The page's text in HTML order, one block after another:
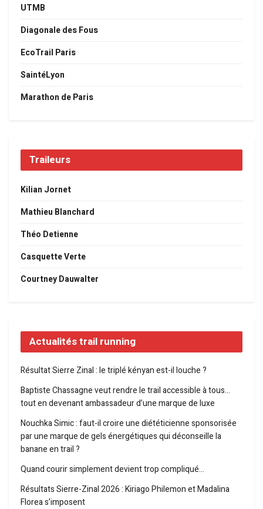
UTMB
Diagonale des Fous
EcoTrail Paris
SaintéLyon
Marathon de Paris
Traileurs
Kilian Jornet
Mathieu Blanchard
Théo Detienne
Casquette Verte
Courtney Dauwalter
Actualités trail running
Résultat Sierre Zinal : le triplé kényan est-il louche ?
Baptiste Chassagne veut rendre le trail accessible à tous…
tout en devenant ambassadeur d’une marque de luxe
Nouchka Simic : faut-il croire une diététicienne sponsorisée
par une marque de gels énergétiques qui déconseille la
banane en trail ?
Quand courir simplement devient trop compliqué…
Résultats Sierre-Zinal 2026 : Kiriago Philemon et Madalina
Florea s’imposent